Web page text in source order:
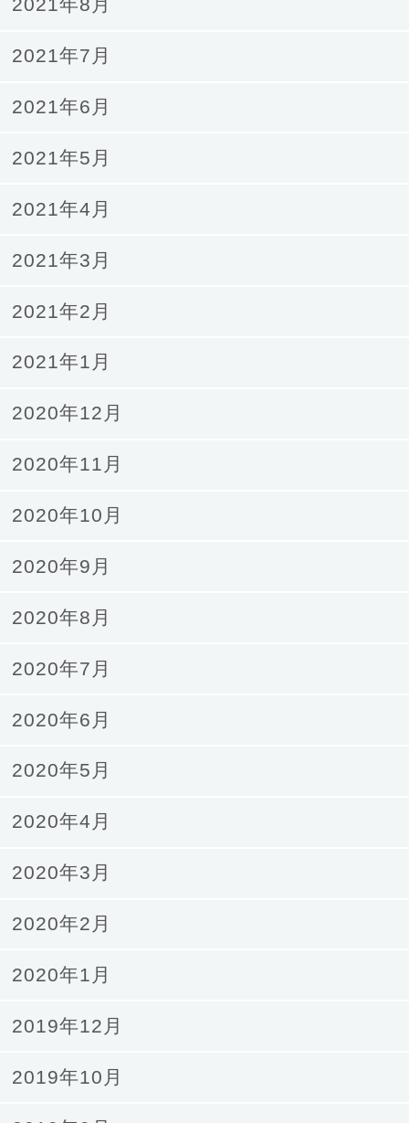
2021年8月
2021年7月
2021年6月
2021年5月
2021年4月
2021年3月
2021年2月
2021年1月
2020年12月
2020年11月
2020年10月
2020年9月
2020年8月
2020年7月
2020年6月
2020年5月
2020年4月
2020年3月
2020年2月
2020年1月
2019年12月
2019年10月